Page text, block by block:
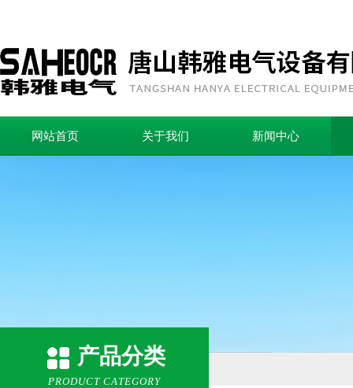
网站首页 关于我们 新闻中心
产品分类
PRODUCT CATEGORY